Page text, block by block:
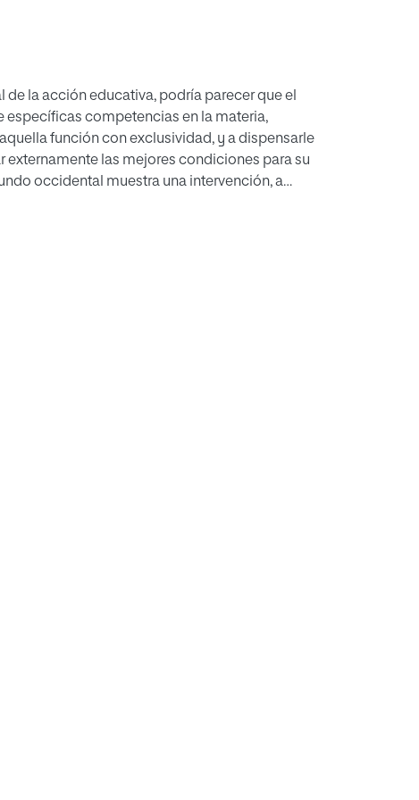
la acción educativa, podría parecer que el
específicas competencias en la materia,
función con exclusividad, y a dispensarle
las mejores condiciones para su
occidental muestra una intervención, a
una familia que, con abdicación de sus
más jóvenes; en efecto, los padres que se
su descendencia no serían auténticos
superiores.